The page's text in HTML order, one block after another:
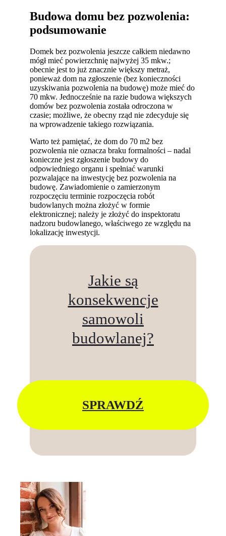
Budowa domu bez pozwolenia:
podsumowanie
Domek bez pozwolenia jeszcze całkiem niedawno
mógł mieć powierzchnię najwyżej 35 mkw.;
obecnie jest to już znacznie większy metraż,
ponieważ dom na zgłoszenie (bez konieczności
uzyskiwania pozwolenia na budowę) może mieć do
70 mkw. Jednocześnie na razie budowa większych
domów bez pozwolenia została odroczona w
czasie; możliwe, że obecny rząd nie zdecyduje się
na wprowadzenie takiego rozwiązania.
Warto też pamiętać, że dom do 70 m2 bez
pozwolenia nie oznacza braku formalności – nadal
konieczne jest zgłoszenie budowy do
odpowiedniego organu i spełniać warunki
pozwalające na inwestycję bez pozwolenia na
budowę. Zawiadomienie o zamierzonym
rozpoczęciu terminie rozpoczęcia robót
budowlanych można złożyć w formie
elektronicznej; należy je złożyć do inspektoratu
nadzoru budowlanego, właściwego ze względu na
lokalizację inwestycji.
Jakie są
konsekwencje
samowoli
budowlanej?
SPRAWDŹ